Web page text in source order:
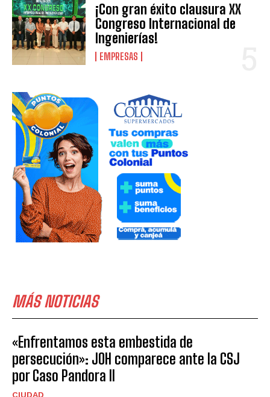
¡Con gran éxito clausura XX
Congreso Internacional de
Ingenierías!
EMPRESAS
MÁS NOTICIAS
«Enfrentamos esta embestida de
persecución»: JOH comparece ante la CSJ
por Caso Pandora II
CIUDAD